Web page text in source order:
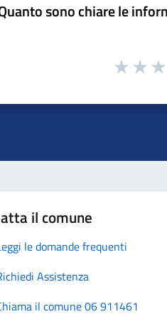
sono chiare le
il comune
le domande frequenti
Assistenza
il comune 06 911461